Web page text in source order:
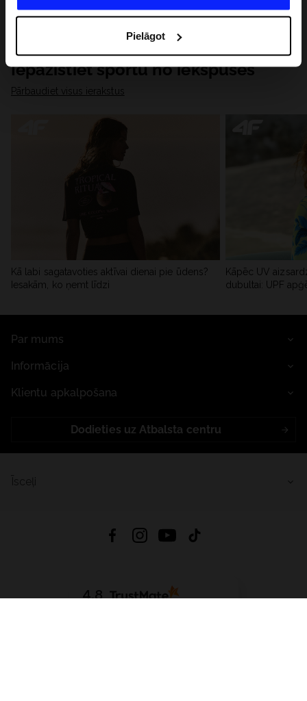
saviem partneriem, lai uzlabotu veidu, kadā tiek rādīta
saturu un uzlabotu mūsu partneru piedāvātos risinajumus
( piem. socialos tīklus). Detalizētu informāciju var atrast
mūsu Privātuma politikā un sadaļā "Detaļas".
Pielāgot
Iepazīstiet sportu no iekšpuses
Pārbaudiet visus ierakstus
Kā labi sagatavoties aktīvai dienai pie ūdens?
Iesakām, ko ņemt līdzi
Kāpēc UV
dubultai: UPF
Par mums
Informācija
Klientu apkalpošana
Dodieties uz Atbalsta centru
4.8